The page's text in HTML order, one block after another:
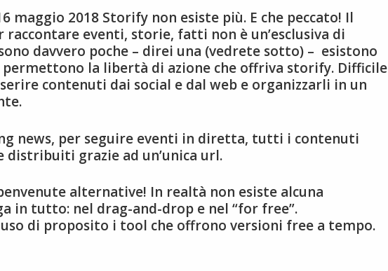
maggio 2018 Storify non esiste più. E che peccato! Il
raccontare eventi, storie, fatti non è un’esclusiva di
davvero poche – direi una (vedrete sotto) – esistono
la libertà di azione che offriva storify. Difficile
contenuti dai social e dal web e organizzarli in un
news, per seguire eventi in diretta, tutti i contenuti
distribuiti grazie ad un’unica url.
alternative! In realtà non esiste alcuna
in tutto: nel drag-and-drop e nel “for free”.
di proposito i tool che offrono versioni free a tempo.